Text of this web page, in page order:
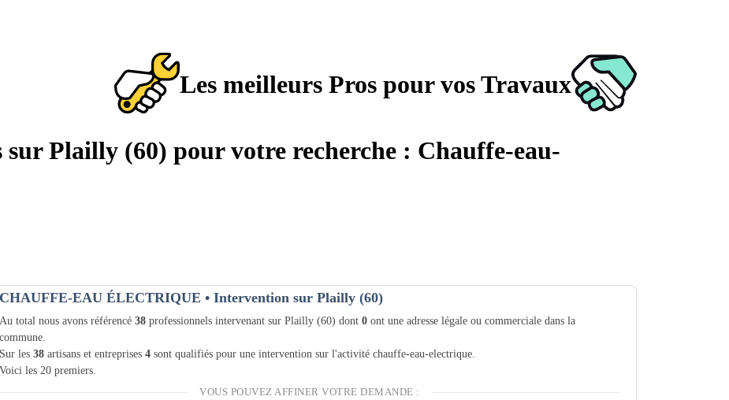
Les meilleurs Pros pour vos Travaux
sur Plailly (60) pour votre recherche : Chauffe-eau-
CHAUFFE-EAU ÉLECTRIQUE • Intervention sur Plailly (60)
Au total nous avons référencé 38 professionnels intervenant sur Plailly (60) dont 0 ont une adresse légale ou commerciale dans la
commune.
Sur les 38 artisans et entreprises 4 sont qualifiés pour une intervention sur l'activité chauffe-eau-electrique.
Voici les 20 premiers.
VOUS POUVEZ AFFINER VOTRE DEMANDE :